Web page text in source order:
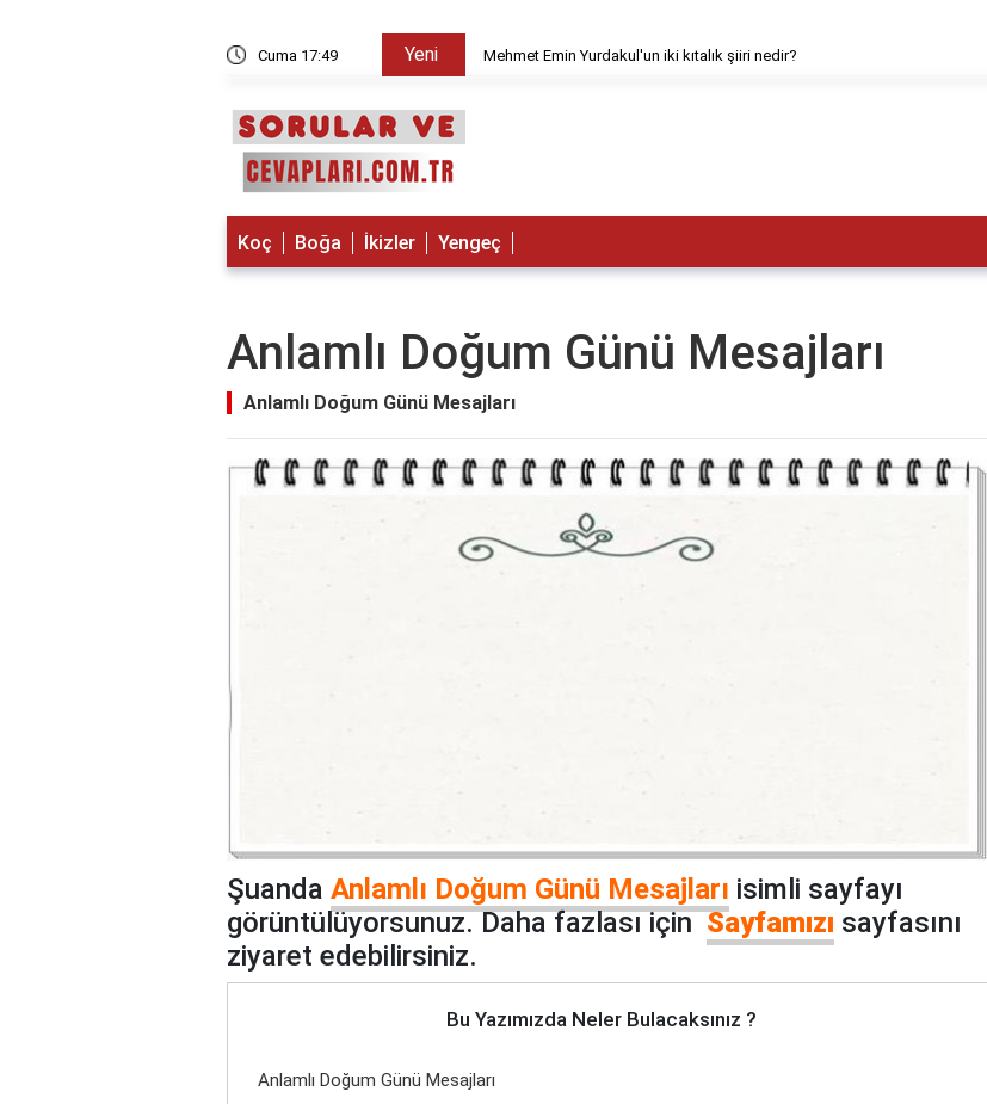
Cuma 17:49 Yeni Mehmet Emin Yurdakul'un iki kıtalık şiiri nedir?
Koç Boğa İkizler Yengeç
Anlamlı Doğum Günü Mesajları
Anlamlı Doğum Günü Mesajları
Şuanda Anlamlı Doğum Günü Mesajları isimli sayfayı
görüntülüyorsunuz. Daha fazlası içinSayfamızı sayfasını
ziyaret edebilirsiniz.
Bu Yazımızda Neler Bulacaksınız ?
Anlamlı Doğum Günü Mesajları